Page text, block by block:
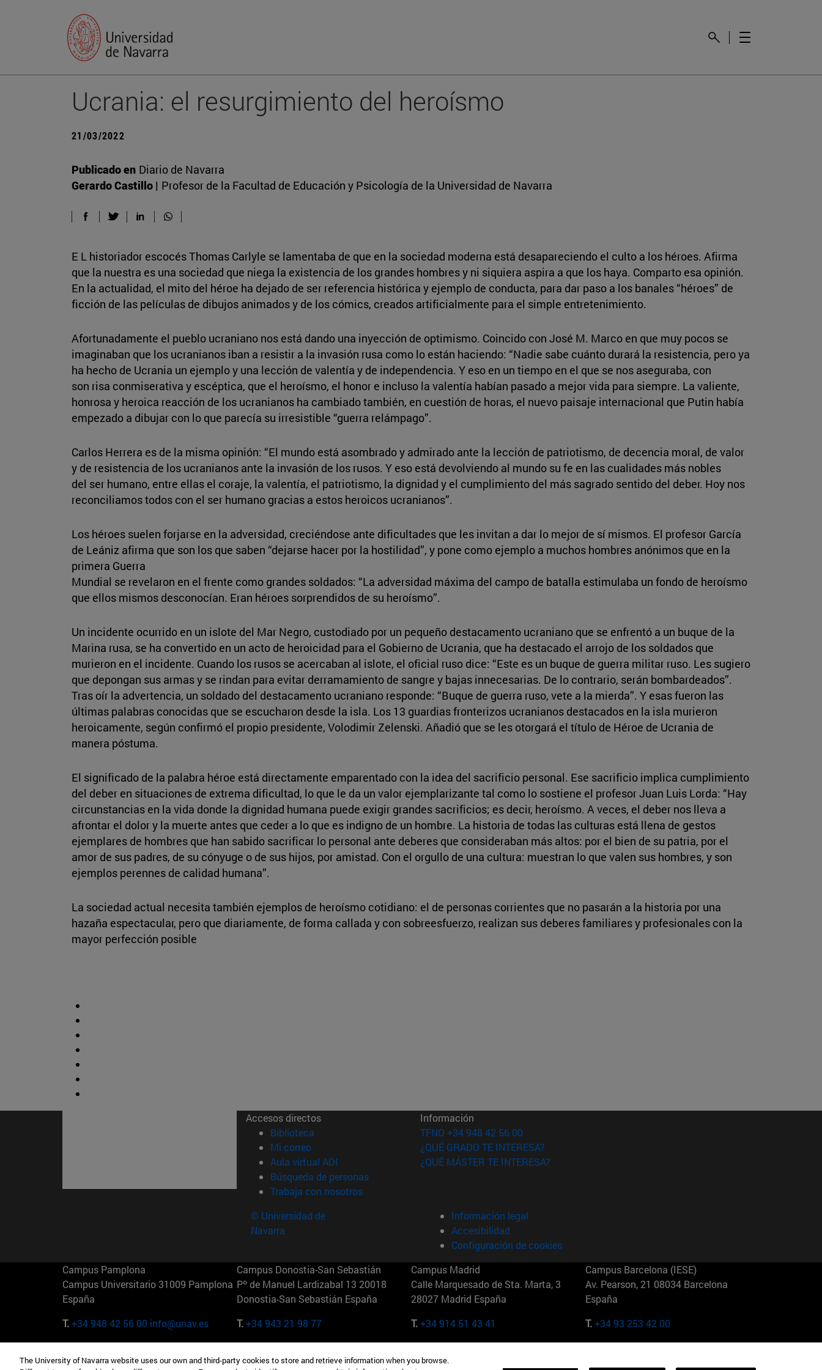
Ucrania: el resurgimiento del heroísmo
21/03/2022
Publicado en Diario de Navarra
Gerardo Castillo | Profesor de la Facultad de Educación y Psicología de la Universidad de Navarra
E L historiador escocés Thomas Carlyle se lamentaba de que en la sociedad moderna está desapareciendo el culto a los héroes. Afirma
que la nuestra es una sociedad que niega la existencia de los grandes hombres y ni siquiera aspira a que los haya. Comparto esa opinión.
En la actualidad, el mito del héroe ha dejado de ser referencia histórica y ejemplo de conducta, para dar paso a los banales “héroes” de
ficción de las películas de dibujos animados y de los cómics, creados artificialmente para el simple entretenimiento.
Afortunadamente el pueblo ucraniano nos está dando una inyección de optimismo. Coincido con José M. Marco en que muy pocos se
imaginaban que los ucranianos iban a resistir a la invasión rusa como lo están haciendo: “Nadie sabe cuánto durará la resistencia, pero ya
ha hecho de Ucrania un ejemplo y una lección de valentía y de independencia. Y eso en un tiempo en el que se nos aseguraba, con
son risa conmiserativa y escéptica, que el heroísmo, el honor e incluso la valentía habían pasado a mejor vida para siempre. La valiente,
honrosa y heroica reacción de los ucranianos ha cambiado también, en cuestión de horas, el nuevo paisaje internacional que Putin había
empezado a dibujar con lo que parecía su irresistible “guerra relámpago”.
Carlos Herrera es de la misma opinión: “El mundo está asombrado y admirado ante la lección de patriotismo, de decencia moral, de valor
y de resistencia de los ucranianos ante la invasión de los rusos. Y eso está devolviendo al mundo su fe en las cualidades más nobles
del ser humano, entre ellas el coraje, la valentía, el patriotismo, la dignidad y el cumplimiento del más sagrado sentido del deber. Hoy nos
reconciliamos todos con el ser humano gracias a estos heroicos ucranianos”.
Los héroes suelen forjarse en la adversidad, creciéndose ante dificultades que les invitan a dar lo mejor de sí mismos. El profesor García
de Leániz afirma que son los que saben “dejarse hacer por la hostilidad”, y pone como ejemplo a muchos hombres anónimos que en la
primera Guerra
Mundial se revelaron en el frente como grandes soldados: “La adversidad máxima del campo de batalla estimulaba un fondo de heroísmo
que ellos mismos desconocían. Eran héroes sorprendidos de su heroísmo”.
Un incidente ocurrido en un islote del Mar Negro, custodiado por un pequeño destacamento ucraniano que se enfrentó a un buque de la
Marina rusa, se ha convertido en un acto de heroicidad para el Gobierno de Ucrania, que ha destacado el arrojo de los soldados que
murieron en el incidente. Cuando los rusos se acercaban al islote, el oficial ruso dice: “Este es un buque de guerra militar ruso. Les sugiero
que depongan sus armas y se rindan para evitar derramamiento de sangre y bajas innecesarias. De lo contrario, serán bombardeados”.
Tras oír la advertencia, un soldado del destacamento ucraniano responde: “Buque de guerra ruso, vete a la mierda”. Y esas fueron las
últimas palabras conocidas que se escucharon desde la isla. Los 13 guardias fronterizos ucranianos destacados en la isla murieron
heroicamente, según confirmó el propio presidente, Volodimir Zelenski. Añadió que se les otorgará el título de Héroe de Ucrania de
manera póstuma.
El significado de la palabra héroe está directamente emparentado con la idea del sacrificio personal. Ese sacrificio implica cumplimiento
del deber en situaciones de extrema dificultad, lo que le da un valor ejemplarizante tal como lo sostiene el profesor Juan Luis Lorda: “Hay
circunstancias en la vida donde la dignidad humana puede exigir grandes sacrificios; es decir, heroísmo. A veces, el deber nos lleva a
afrontar el dolor y la muerte antes que ceder a lo que es indigno de un hombre. La historia de todas las culturas está llena de gestos
ejemplares de hombres que han sabido sacrificar lo personal ante deberes que consideraban más altos: por el bien de su patria, por el
amor de sus padres, de su cónyuge o de sus hijos, por amistad. Con el orgullo de una cultura: muestran lo que valen sus hombres, y son
ejemplos perennes de calidad humana”.
La sociedad actual necesita también ejemplos de heroísmo cotidiano: el de personas corrientes que no pasarán a la historia por una
hazaña espectacular, pero que diariamente, de forma callada y con sobreesfuerzo, realizan sus deberes familiares y profesionales con la
mayor perfección posible
Accesos directos
Biblioteca (abre en nueva ventana)
Mi correo(abre en nueva ventana)
Aula virtual ADI (abre en nueva ventana)
Búsqueda de personas(abre en nueva ventana)
Trabaja con nosotros(abre en nueva ventana)
Información
TFNO +34 948 42 56 00
¿QUÉ GRADO TE INTERESA?
¿QUÉ MÁSTER TE INTERESA?
© Universidad de
Navarra
Información legal
Accesibilidad
Configuración de cookies
Campus Pamplona
Campus Universitario 31009 Pamplona
España
T.+34 948 42 56 00 info@unav.es
Campus Donostia-San Sebastián
Pº de Manuel Lardizabal 13 20018
Donostia-San Sebastián España
T.+34 943 21 98 77
Campus Madrid
Calle Marquesado de Sta. Marta, 3
28027 Madrid España
T.+34 914 51 43 41
Campus Barcelona (IESE)
Av. Pearson, 21 08034 Barcelona
España
T.+34 93 253 42 00
Camino del Cerro Águila 3 28023
165 W 57th St 10019-2201 Nueva York Maria-Theresia-Straße 15 81675
The University of Navarra website uses our own and third-party cookies to store and retrieve information when you browse.